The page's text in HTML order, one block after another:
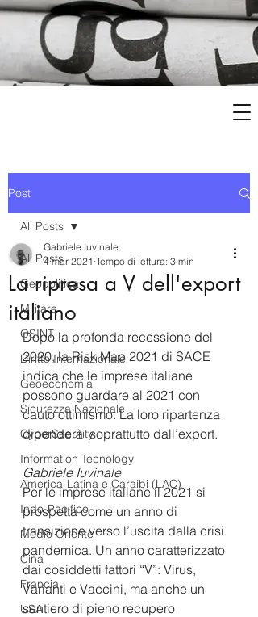
Post
All Posts
Geopolitica
Militare
OSINT
Diritto Internazionale
Geoeconomia
Sicurezza Nazionale
CyberSecurity
Information Tecnology
America-Latina e Caraibi (LAC)
Indo-Pacifico
Medio Oriente
Cina
Francia
USA
All Posts
La ripresa a V dell'export
italiano
Gabriele Iuvinale
4 mar 2021 Tempo di lettura: 3 min
Dopo la profonda recessione del
2020, la Risk Map 2021 di SACE
indica che le imprese italiane
possono guardare al 2021 con
cauto ottimismo. La loro ripartenza
dipenderà  soprattutto dall’export.
Gabriele Iuvinale
Per le imprese italiane il 2021 si
prospetta come un anno di
transizione verso l’uscita dalla crisi
pandemica. Un anno caratterizzato
dai cosiddetti fattori “V”: Virus,
Varianti e Vaccini, ma anche un
sentiero di pieno recupero